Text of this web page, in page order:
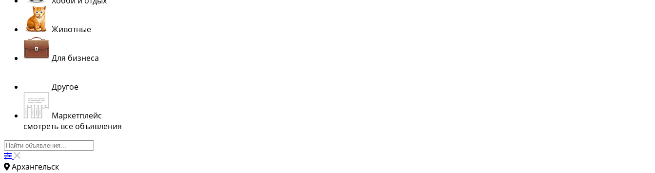
Животные
Для бизнеса
Другое
Маркетплейс
смотреть все объявления
Архангельск